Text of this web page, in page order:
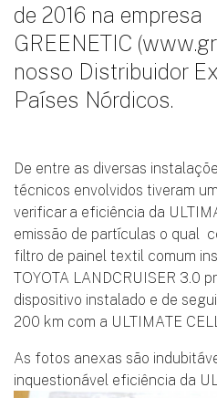
de 2016 na empresa
GREENETIC
nosso Distribuidor
Países Nórdicos.
De entre as diversas
técnicos envolvidos tiveram
verificar a eficiência da
emissão de partículas o qual
filtro de painel textil comum
TOYOTA LANDCRUISER 3.0
dispositivo instalado e de
200 km com a ULTIMATE
As fotos anexas são
inquestionável eficiência da